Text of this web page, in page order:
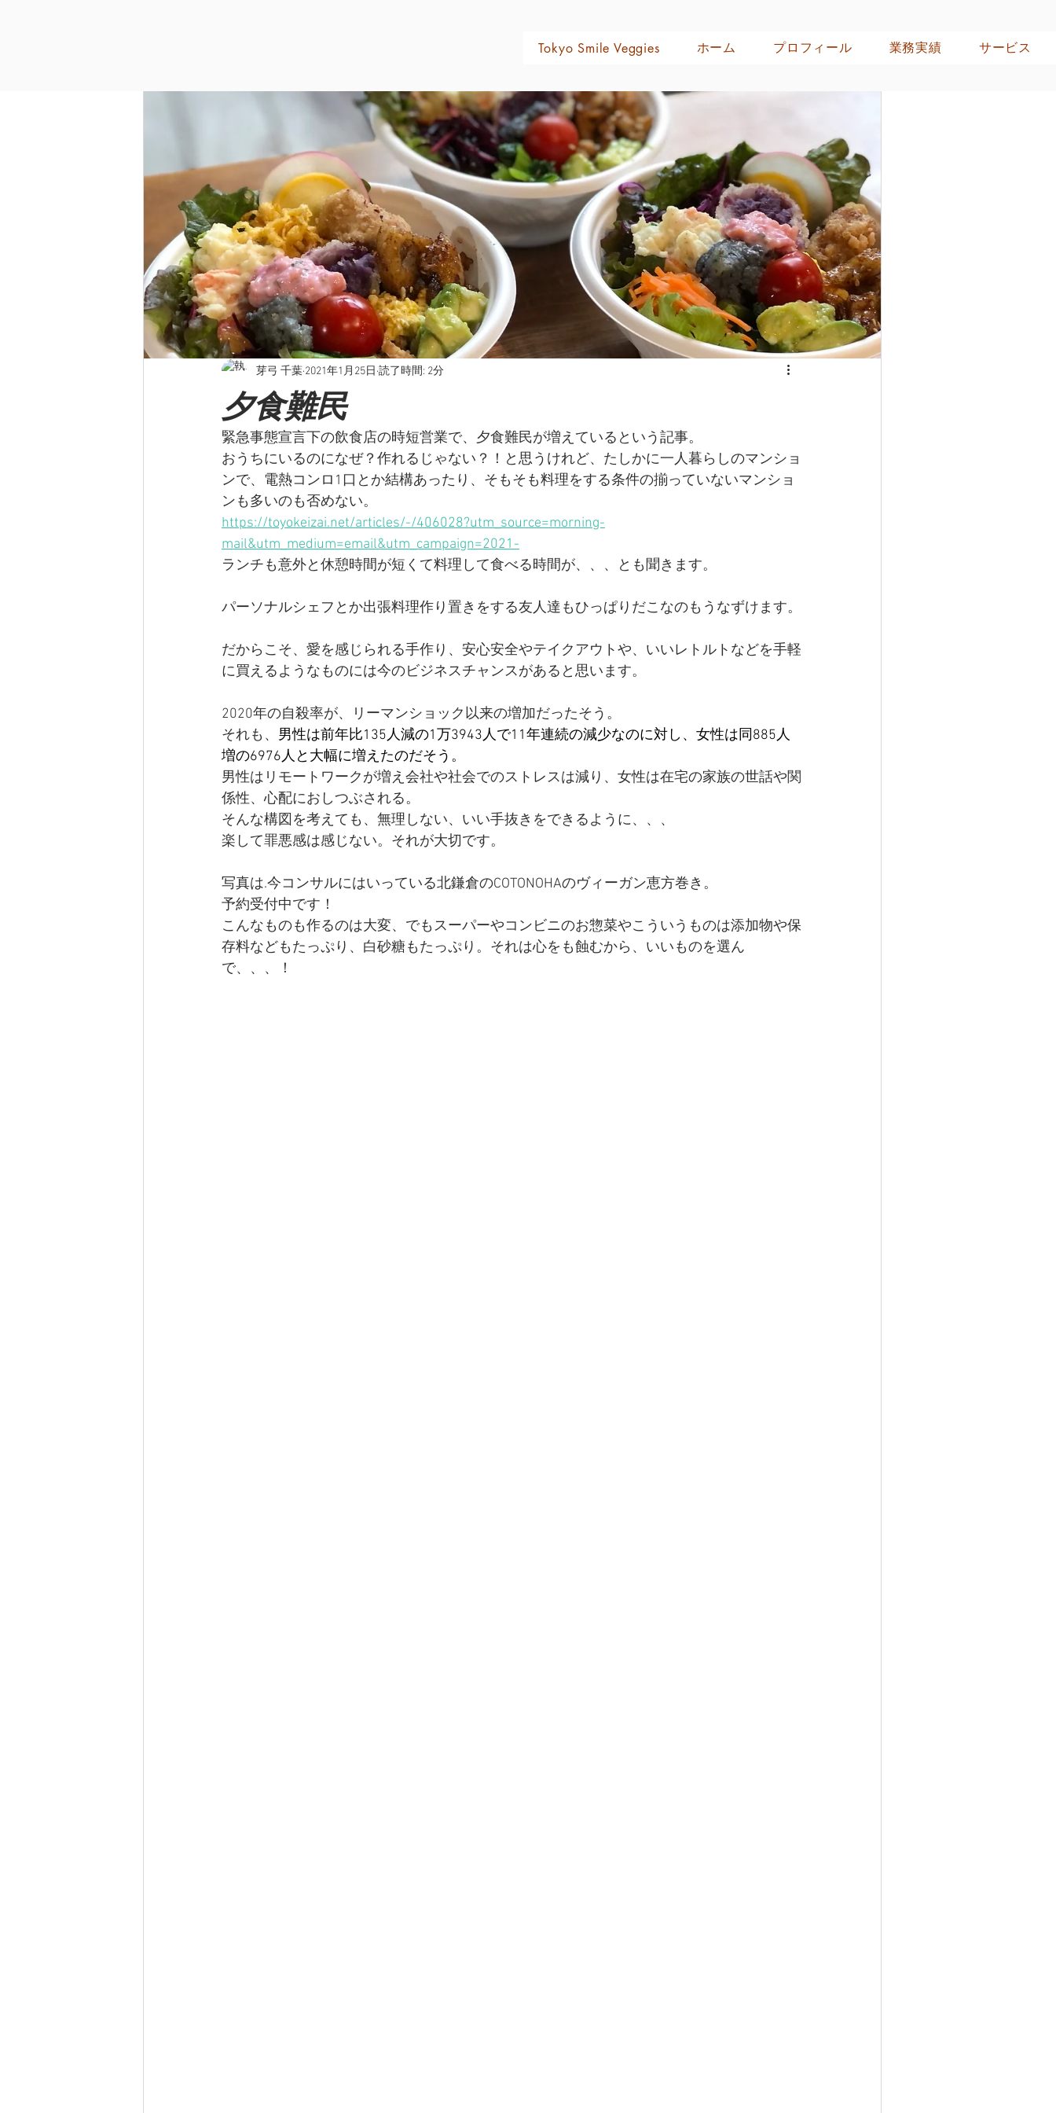
夕食難民
芽弓 千葉 2021年1月25日 読了時間: 2分
緊急事態宣言下の飲食店の時短営業で、夕食難民が増えているという記事。
おうちにいるのになぜ？作れるじゃない？！と思うけれど、たしかに一人暮らしのマンショ
ンで、電熱コンロ1口とか結構あったり、そもそも料理をする条件の揃っていないマンショ
ンも多いのも否めない。
https://toyokeizai.net/articles/-/406028?utm_source=morning-
mail&utm_medium=email&utm_campaign=2021-
ランチも意外と休憩時間が短くて料理して食べる時間が、、、とも聞きます。
パーソナルシェフとか出張料理作り置きをする友人達もひっぱりだこなのもうなずけます。
だからこそ、愛を感じられる手作り、安心安全やテイクアウトや、いいレトルトなどを手軽
に買えるようなものには今のビジネスチャンスがあると思います。
2020年の自殺率が、リーマンショック以来の増加だったそう。
それも、 男性は前年比135人減の1万3943人で11年連続の減少なのに対し、女性は同885人
増の6976人と大幅に増えたのだそう。
男性はリモートワークが増え会社や社会でのストレスは減り、女性は在宅の家族の世話や関
係性、心配におしつぶされる。
そんな構図を考えても、無理しない、いい手抜きをできるように、、、
楽して罪悪感は感じない。それが大切です。
写真は.今コンサルにはいっている北鎌倉のCOTONOHAのヴィーガン恵方巻き。
予約受付中です！
こんなものも作るのは大変、でもスーパーやコンビニのお惣菜やこういうものは添加物や保
存料などもたっぷり、白砂糖もたっぷり。それは心をも蝕むから、いいものを選ん
で、、、！
Tokyo Smile Veggies ホーム プロフィール 業務実績 サービス